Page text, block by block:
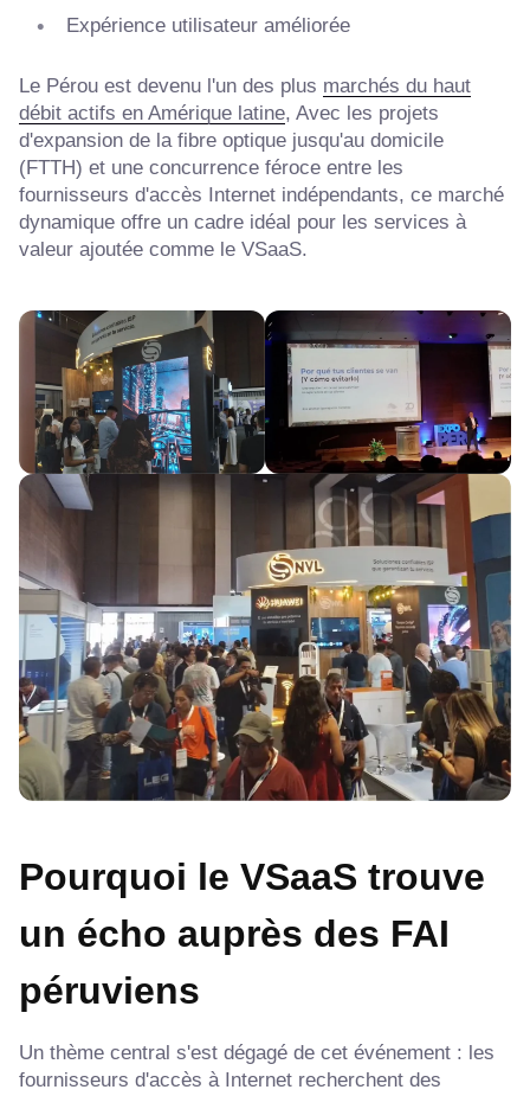
Expérience utilisateur améliorée
Le Pérou est devenu l'un des plus marchés du haut
débit actifs en Amérique latine, Avec les projets
d'expansion de la fibre optique jusqu'au domicile
(FTTH) et une concurrence féroce entre les
fournisseurs d'accès Internet indépendants, ce marché
dynamique offre un cadre idéal pour les services à
valeur ajoutée comme le VSaaS.
Pourquoi le VSaaS trouve
un écho auprès des FAI
péruviens
Un thème central s'est dégagé de cet événement : les
fournisseurs d'accès à Internet recherchent des